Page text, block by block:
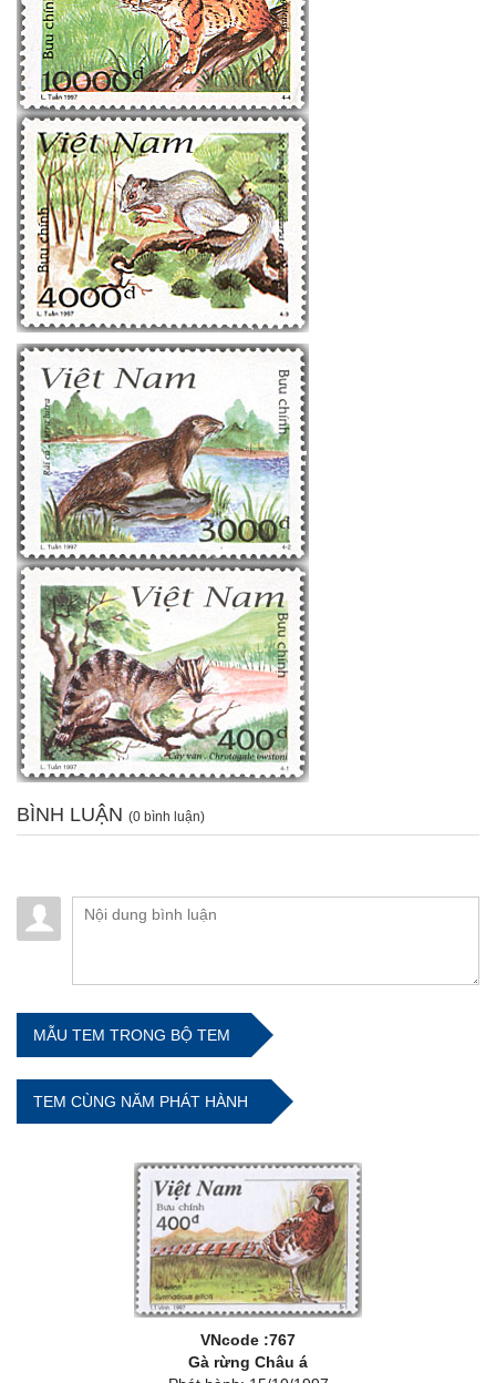
BÌNH LUẬN (0 bình luận)
MẪU TEM TRONG BỘ TEM
TEM CÙNG NĂM PHÁT HÀNH
VNcode :767
Gà rừng Châu á